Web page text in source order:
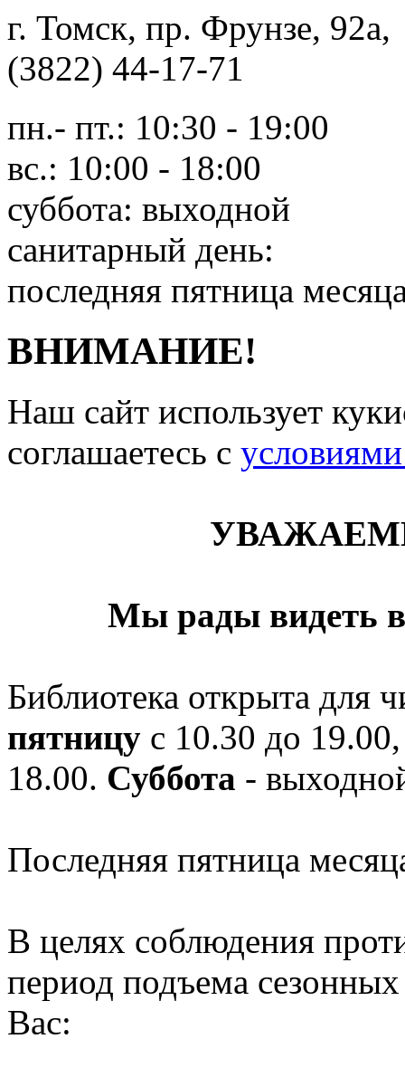
г. Томск, пр. Фрунзе,
(3822) 44-17-71
пн.- пт.: 10:30 - 19:00
вс.: 10:00 - 18:00
суббота: выходной
санитарный день:
последняя пятница
ВНИМАНИЕ!
Наш сайт использует
соглашаетесь c
Мы рады видеть
Библиотека открыта для
пятницу с 10.30 до
18.00. Суббота -
Последняя пятница
В целях соблюдения
период подъема
Вас: